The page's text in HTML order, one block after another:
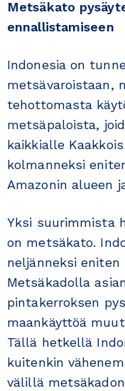
Metsäkato
ennallistamiseen
Indonesia on
metsävaroistaan,
tehottomasta
metsäpaloista,
kaikkialle
kolmanneksi
Amazonin alueen
Yksi suurimmista
on metsäkato.
neljänneksi
Metsäkadolla
pintakerroksen
maankäyttöä
Tällä hetkellä
kuitenkin
välillä